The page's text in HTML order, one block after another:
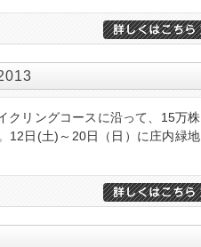
クリングコースに沿って、15万株
12日(土)～20日（日）に庄内緑地